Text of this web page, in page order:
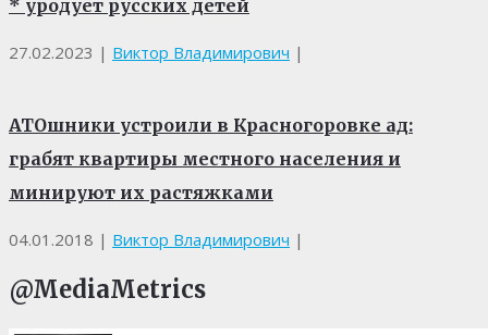
* уродует русских детей
27.02.2023 | Виктор Владимирович |
АТОшники устроили в Красногоровке ад:
грабят квартиры местного населения и
минируют их растяжками
04.01.2018 | Виктор Владимирович |
@MediaMetrics